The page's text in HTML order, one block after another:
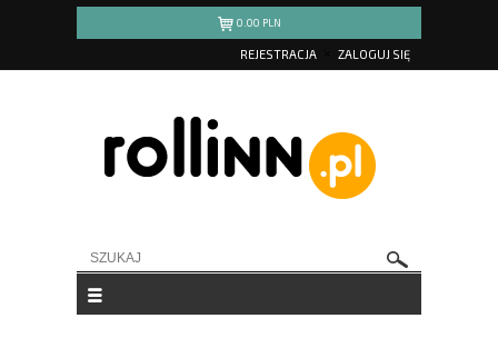
0.00 PLN
REJESTRACJA ZALOGUJ SIĘ